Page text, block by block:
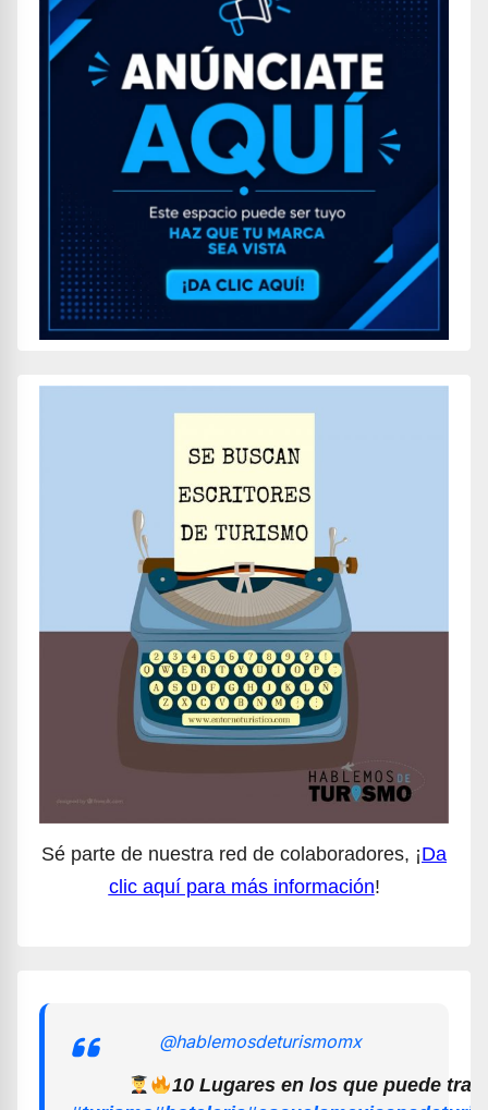
Sé parte de nuestra red de colaboradores, ¡Da
clic aquí para más información!
@hablemosdeturismomx
10 Lugares en los que puede